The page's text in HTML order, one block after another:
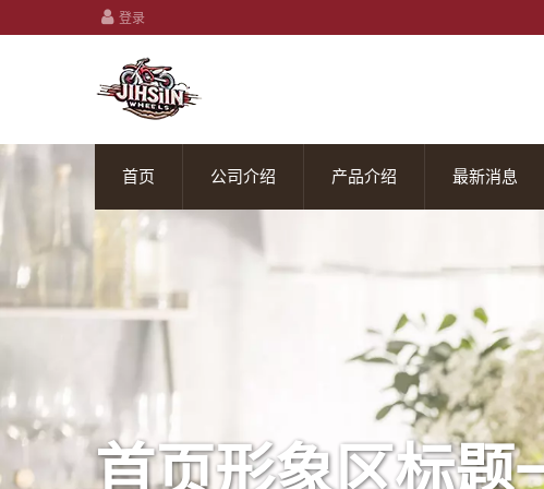
登录
首页 公司介绍 产品介绍 最新消息
首页形象区标题